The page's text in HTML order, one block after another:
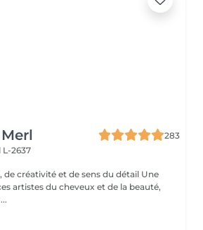
283
L-2637
créativité et de sens du détail Une